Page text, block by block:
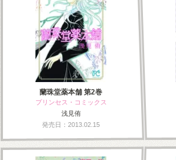
蘭珠堂薬本舗 第2巻
プリンセス・コミックス
浅見侑
発売日：2013.02.15